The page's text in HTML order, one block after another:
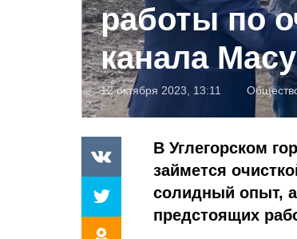
работы по
канала
12 октября 2023, 13:11
В Углегорском
займется
солидный опыт,
предстоящих